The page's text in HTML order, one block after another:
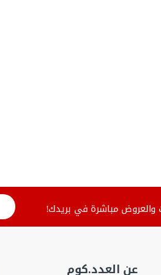
مباشرة في بريدك!
عن العدد.كوم